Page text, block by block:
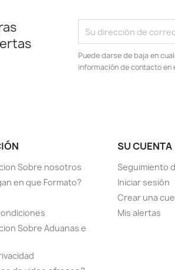
Puede darse de baja en
información de contacto en
Sobre nosotros
en que Formato?
Sobre Aduanas e
SU CUENTA
Seguimiento
Iniciar sesión
Crear una
Mis alertas